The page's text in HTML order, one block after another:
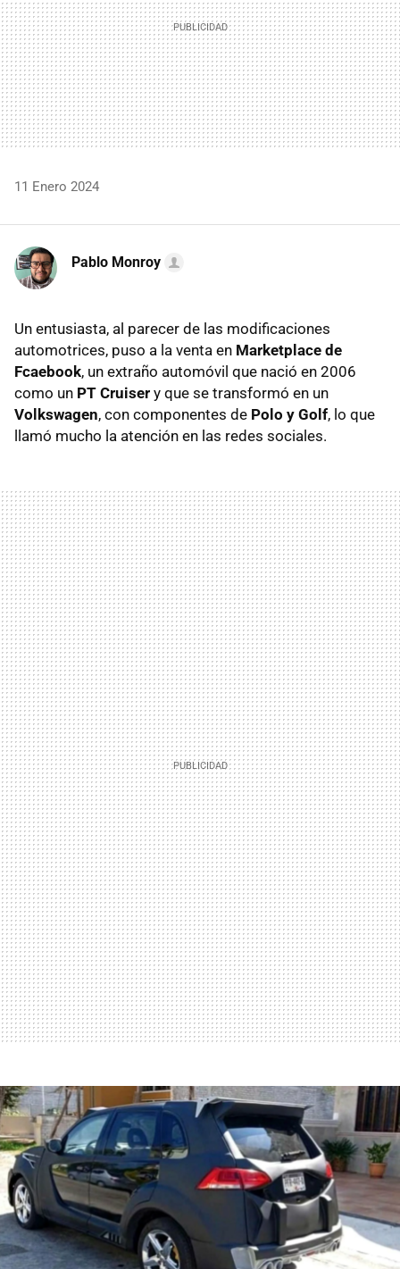
11 Enero 2024
Pablo Monroy
Un entusiasta, al parecer de las modificaciones
automotrices, puso a la venta en Marketplace de
Fcaebook, un extraño automóvil que nació en 2006
como un PT Cruiser y que se transformó en un
Volkswagen, con componentes de Polo y Golf, lo que
llamó mucho la atención en las redes sociales.